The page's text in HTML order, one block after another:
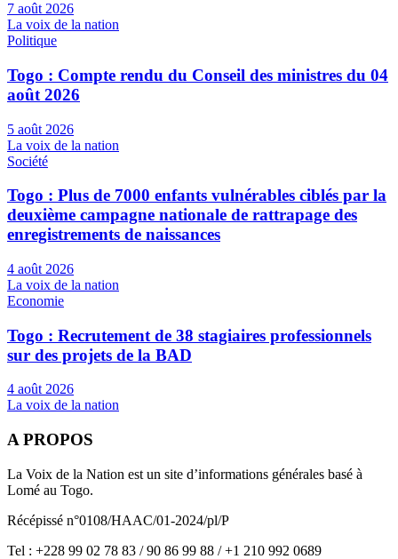
7 août 2026
La voix de la nation
Politique
Togo : Compte rendu du Conseil des ministres du 04
août 2026
5 août 2026
La voix de la nation
Société
Togo : Plus de 7000 enfants vulnérables ciblés par la
deuxième campagne nationale de rattrapage des
enregistrements de naissances
4 août 2026
La voix de la nation
Economie
Togo : Recrutement de 38 stagiaires professionnels
sur des projets de la BAD
4 août 2026
La voix de la nation
A PROPOS
La Voix de la Nation est un site d’informations générales basé à
Lomé au Togo.
Récépissé n°0108/HAAC/01-2024/pl/P
Tel : +228 99 02 78 83 / 90 86 99 88 / +1 210 992 0689